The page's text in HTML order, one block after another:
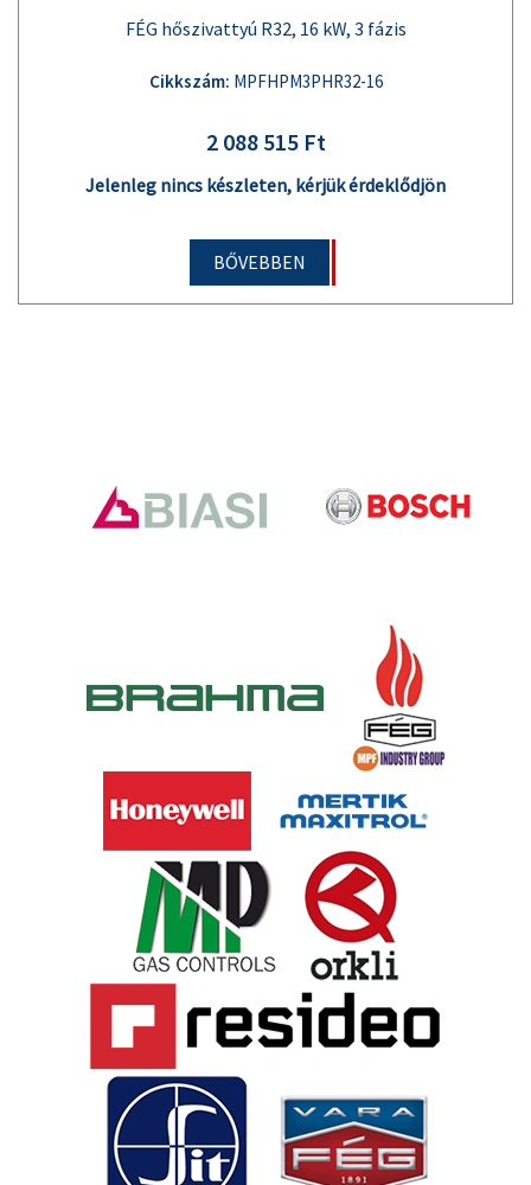
FÉG hőszivattyú R32, 16 kW, 3 fázis
Cikkszám: MPFHPM3PHR32-16
2 088 515 Ft
Jelenleg nincs készleten, kérjük érdeklődjön
BŐVEBBEN